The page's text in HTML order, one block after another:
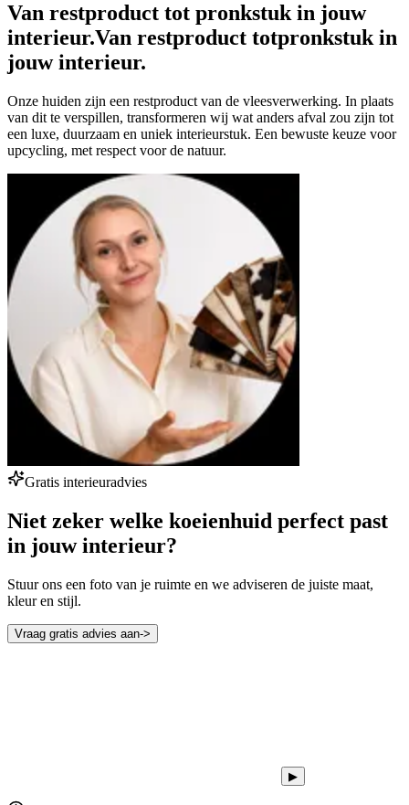
Van restproduct tot pronkstuk in jouw
interieur.Van restproduct totpronkstuk in
jouw interieur.
Onze huiden zijn een restproduct van de vleesverwerking. In plaats
van dit te verspillen, transformeren wij wat anders afval zou zijn tot
een luxe, duurzaam en uniek interieurstuk. Een bewuste keuze voor
upcycling, met respect voor de natuur.
Gratis interieuradvies
Niet zeker welke koeienhuid perfect past
in jouw interieur?
Stuur ons een foto van je ruimte en we adviseren de juiste maat,
kleur en stijl.
Vraag gratis advies aan->
▶